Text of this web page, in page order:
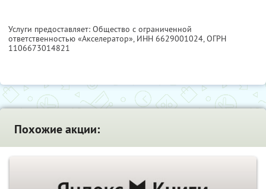
Услуги предоставляет: Общество с ограниченной
ответственностью «Акселератор», ИНН 6629001024, ОГРН
1106673014821
Похожие акции: